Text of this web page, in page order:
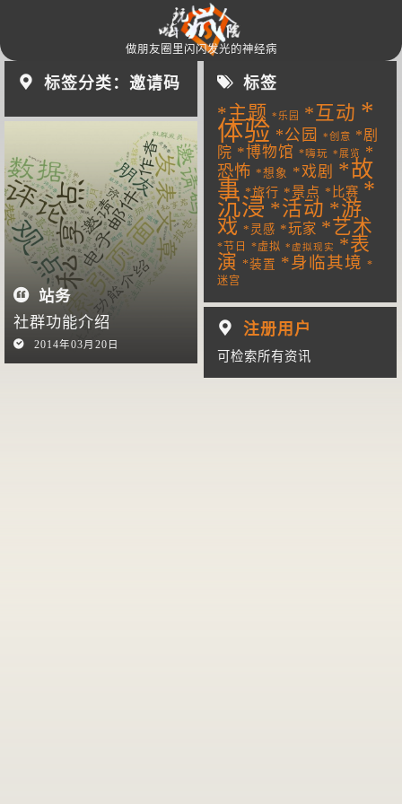
做朋友圈里闪闪发光的神经病
标签分类：邀请码 标签
*主题 *乐园 *互动 *
体验 *公园 *创意 *剧
院 *博物馆 *嗨玩 *展览
*
恐怖 *想象 *戏剧 *故
事 *旅行 *景点 *比赛 *
沉浸 *活动 *游
戏 *灵感 *玩家 *艺术
*节日 *虚拟 *虚拟现实
*表
演 *装置 *身临其境 *
迷宫
站务
社群功能介绍
2014年03月20日
注册用户
可检索所有资讯